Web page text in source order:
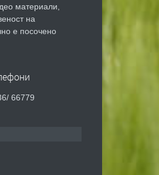
материали,
на
е посочено
66779